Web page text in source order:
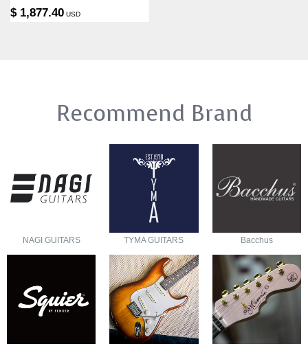
$ 1,877.40 USD
Recommend Brand
NAGI GUITARS TYMA GUITARS Bacchus